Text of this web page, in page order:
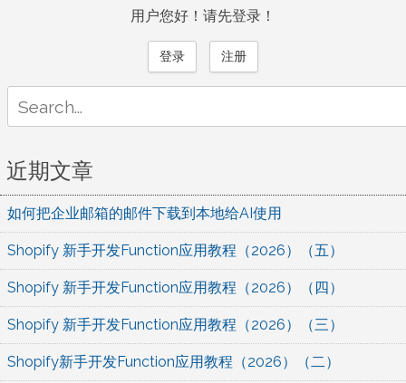
用户您好！请先登录！
登录 注册
for:
近期文章
如何把企业邮箱的邮件下载到本地给AI使用
Shopify 新手开发Function应用教程（2026）（五）
Shopify 新手开发Function应用教程（2026）（四）
Shopify 新手开发Function应用教程（2026）（三）
Shopify新手开发Function应用教程（2026）（二）